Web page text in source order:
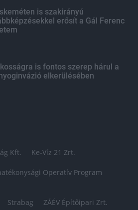
is szakirányú
erősít a Gál Ferenc
is fontos szerep hárul a
elkerülésében
Kft. Ke-Víz 21 Zrt.
Operatív Program
Strabag ZÁÉV Építőipari Zrt.